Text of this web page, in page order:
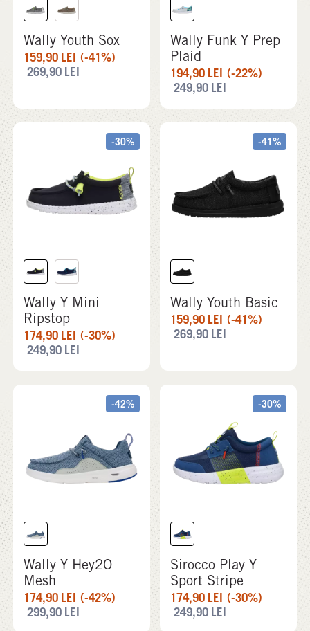
Wally Youth Sox
159,90 LEI (-41%)
269,90 LEI
Wally Funk Y Prep
Plaid
194,90 LEI (-22%)
249,90 LEI
-30%
Wally Y Mini
Ripstop
174,90 LEI (-30%)
249,90 LEI
-41%
Wally Youth Basic
159,90 LEI (-41%)
269,90 LEI
-42%
Wally Y Hey2O
Mesh
174,90 LEI (-42%)
299,90 LEI
-30%
Sirocco Play Y
Sport Stripe
174,90 LEI (-30%)
249,90 LEI